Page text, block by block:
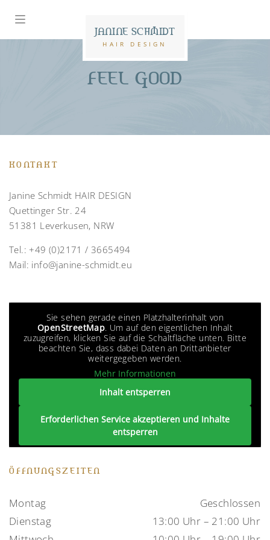
JANINE SCHMIDT
HAIR DESIGN
FEEL GOOD
KONTAKT
Janine Schmidt HAIR DESIGN
Quettinger Str. 24
51381 Leverkusen, NRW
Tel.:+49 (0)2171 / 3665494
Mail: info@janine-schmidt.eu
Sie sehen gerade einen Platzhalterinhalt von
OpenStreetMap. Um auf den eigentlichen Inhalt
zuzugreifen, klicken Sie auf die Schaltfläche unten. Bitte
beachten Sie, dass dabei Daten an Drittanbieter
weitergegeben werden.
Mehr Informationen
Inhalt entsperren
Erforderlichen Service akzeptieren und Inhalte
entsperren
ÖFFNUNGSZEITEN
Montag
Geschlossen
Dienstag
13:00 Uhr – 21:00 Uhr